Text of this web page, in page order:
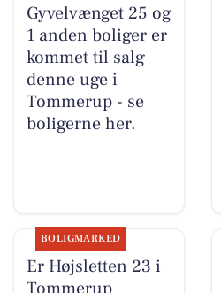
Gyvelvænget 25 og
1 anden boliger er
kommet til salg
denne uge i
Tommerup - se
boligerne her.
BOLIGMARKED
Er Højsletten 23 i